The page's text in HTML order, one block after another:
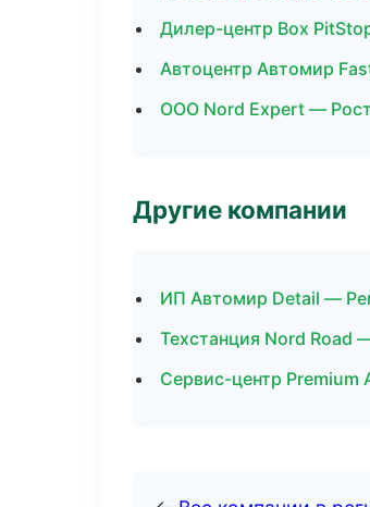
Дилер-центр Box
Автоцентр Автомир
ООО Nord Expert —
Другие компании
ИП Автомир Detail —
Техстанция Nord Road
Сервис-центр Premium